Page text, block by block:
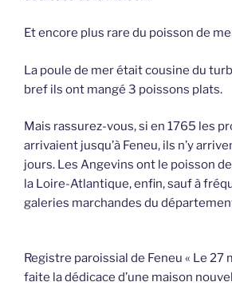
Et encore plus rare du poisson de
La poule de mer était cousine du
bref ils ont mangé 3 poissons plats.
Mais rassurez-vous, si en 1765 les
arrivaient jusqu’à Feneu, ils n’y
jours. Les Angevins ont le poisson
la Loire-Atlantique, enfin, sauf à
galeries marchandes du
Registre paroissial de Feneu « Le 27
faite la dédicace d’une maison